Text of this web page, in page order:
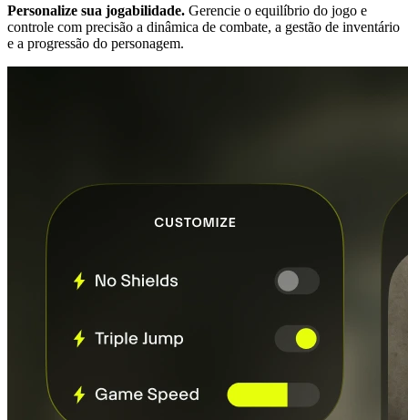
Personalize sua jogabilidade. Gerencie o equilíbrio do jogo e
controle com precisão a dinâmica de combate, a gestão de inventário
e a progressão do personagem.